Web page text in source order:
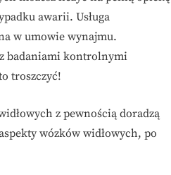
awarii. Usługa
w umowie wynajmu.
badaniami kontrolnymi
troszczyć!
z pewnością doradzą
wózków widłowych, po